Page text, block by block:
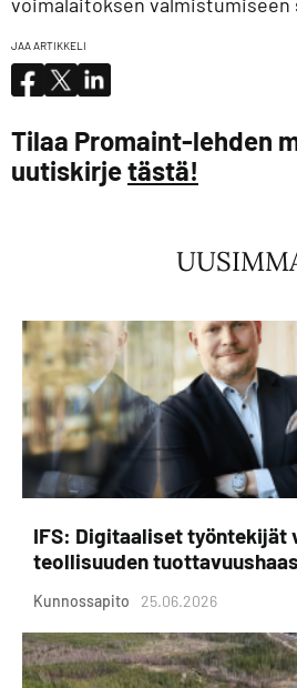
JAA ARTIKKELI
Tilaa Promaint-lehden
uutiskirjetästä!
IFS: Digitaaliset työntekijät
teollisuuden
Kunnossapito 25.06.2026